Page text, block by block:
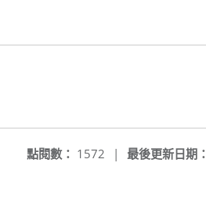
最後更新日期：
點閱數： 1572 |